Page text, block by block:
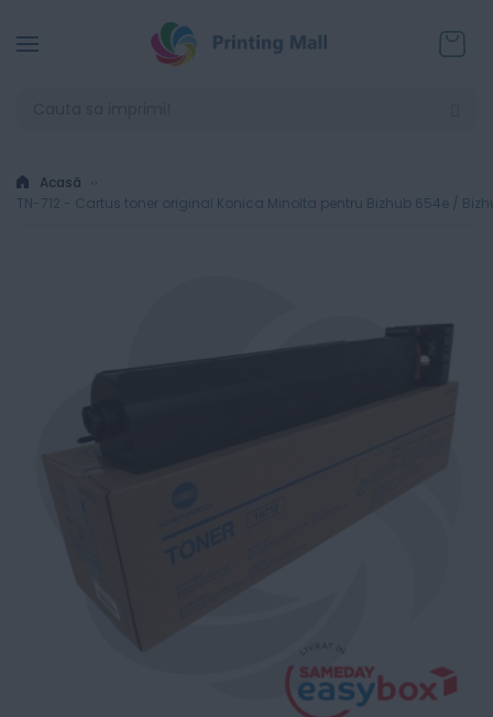
Acasă
TN-712 - Cartus toner original Konica Minolta pentru Bizhub 654e /